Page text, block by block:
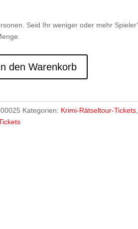
Seid Ihr weniger oder mehr
den Warenkorb
Kategorien: Krimi-Rätseltour-Tickets,